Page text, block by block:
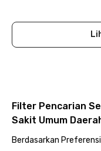
Filter Pencarian
Sakit Umum
Berdasarkan Preferensi